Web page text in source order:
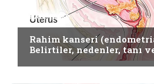
KANSERLER
Rahim kanseri
Belirtiler, nedenler, tanı